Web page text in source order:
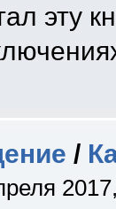
эту
/